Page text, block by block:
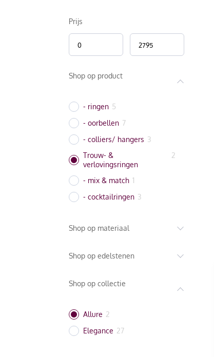
Prijs
Shop op product
- ringen 5
- oorbellen 7
- colliers/ hangers 3
Trouw- &
verlovingsringen
2
- mix & match 1
- cocktailringen 3
Shop op materiaal
Shop op edelstenen
Shop op collectie
Allure 2
Elegance 27